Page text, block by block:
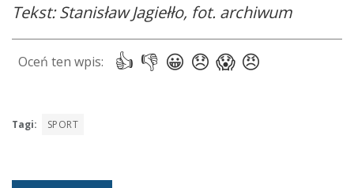
Tekst: Stanisław Jagiełło, fot. archiwum
Tagi: SPORT